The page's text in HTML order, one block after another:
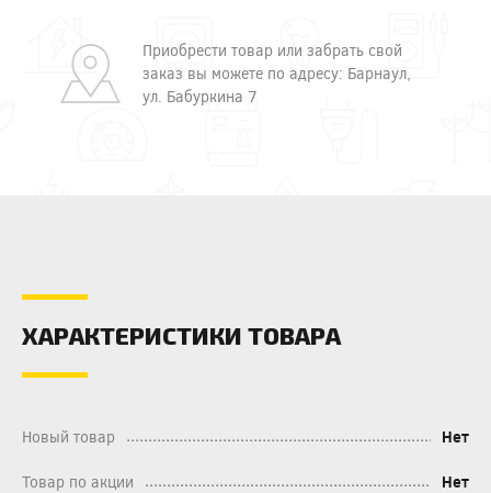
Приобрести товар или забрать свой
заказ вы можете по адресу: Барнаул,
ул. Бабуркина 7
ХАРАКТЕРИСТИКИ ТОВАРА
Новый товар Нет
Товар по акции Нет